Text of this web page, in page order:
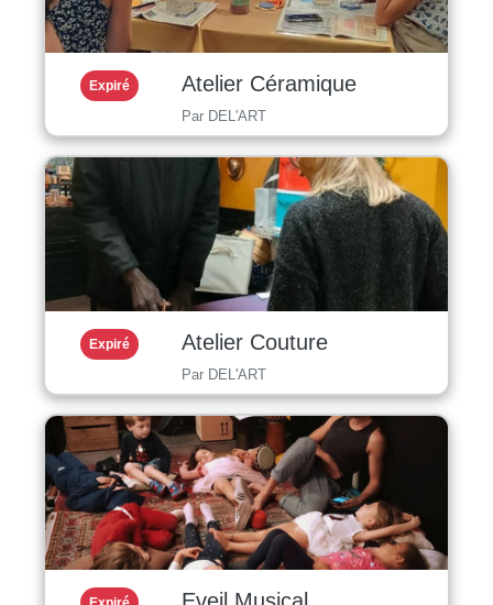
Expiré Atelier Céramique
Par DEL'ART
Expiré Atelier Couture
Par DEL'ART